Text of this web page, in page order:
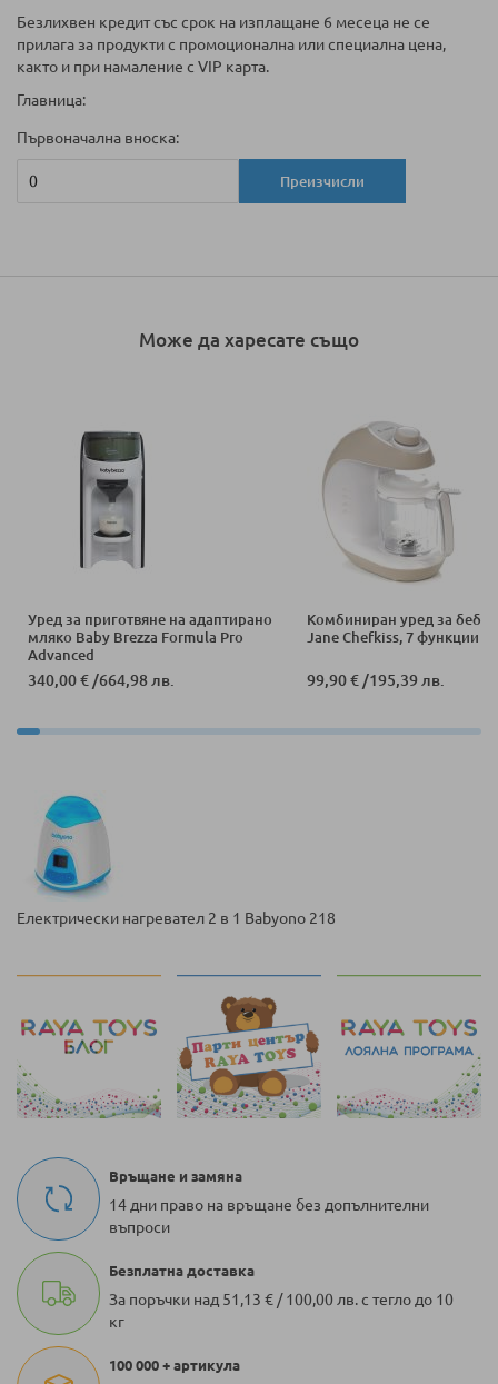
Безлихвен кредит със срок на изплащане 6 месеца не се
прилага за продукти с промоционална или специална цена,
както и при намаление с VIP карта.
Главница:
Първоначална вноска:
Преизчисли
Може да харесате също
Уред за приготвяне на адаптирано
мляко Baby Brezza Formula Pro
Advanced
340,00 €/664,98 лв.
Комбиниран уред за
Jane Chefkiss, 7 функции
99,90 €/195,39 лв.
Електрически нагревател 2 в 1 Babyono 218
Връщане и замяна
14 дни право на връщане без допълнителни
въпроси
Безплатна доставка
За поръчки над 51,13 € / 100,00 лв. с тегло до 10
кг
100 000 + артикула